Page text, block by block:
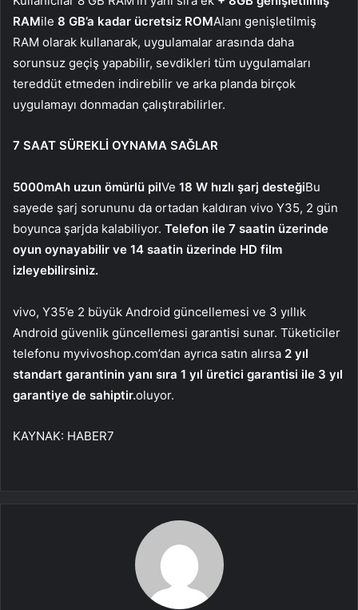
RAMile 8 GB’a kadar ücretsiz ROMAlanı genişletilmiş
RAM olarak kullanarak, uygulamalar arasında daha
sorunsuz geçiş yapabilir, sevdikleri tüm uygulamaları
tereddüt etmeden indirebilir ve arka planda birçok
uygulamayı donmadan çalıştırabilirler.
7 SAAT SÜREKLİ OYNAMA SAĞLAR
5000mAh uzun ömürlü pilVe 18 W hızlı şarj desteğiBu
sayede şarj sorununu da ortadan kaldıran vivo Y35, 2 gün
boyunca şarjda kalabiliyor. Telefon ile 7 saatin üzerinde
oyun oynayabilir ve 14 saatin üzerinde HD film
izleyebilirsiniz.
vivo, Y35’e 2 büyük Android güncellemesi ve 3 yıllık
Android güvenlik güncellemesi garantisi sunar. Tüketiciler
telefonu myvivoshop.com’dan ayrıca satın alırsa 2 yıl
standart garantinin yanı sıra 1 yıl üretici garantisi ile 3 yıl
garantiye de sahiptir.oluyor.
KAYNAK: HABER7